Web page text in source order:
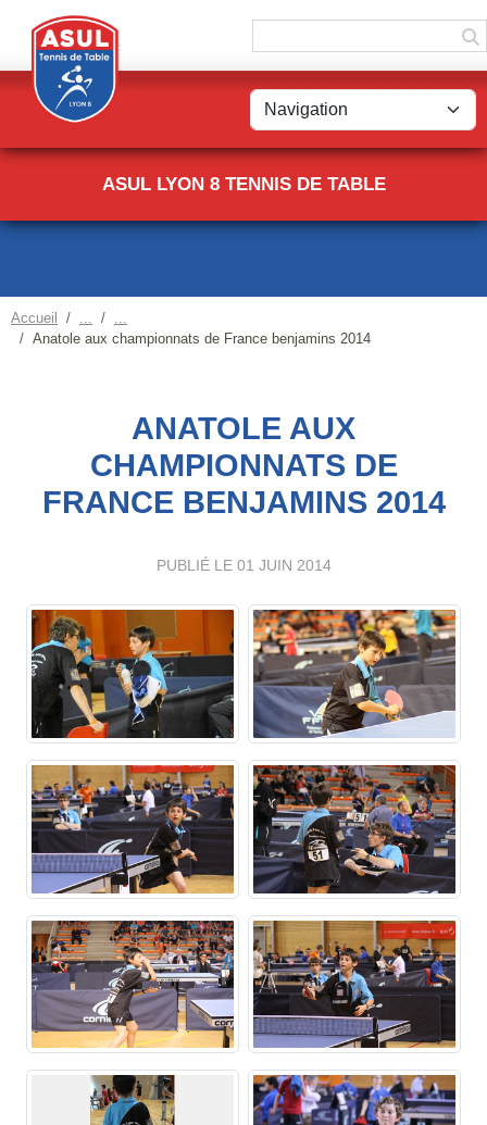
ASUL LYON 8 TENNIS DE TABLE
Accueil
Anatole aux championnats de France benjamins 2014
ANATOLE AUX
CHAMPIONNATS DE
FRANCE BENJAMINS 2014
PUBLIÉ LE 01 JUIN 2014
Panneau de gestion des cookies